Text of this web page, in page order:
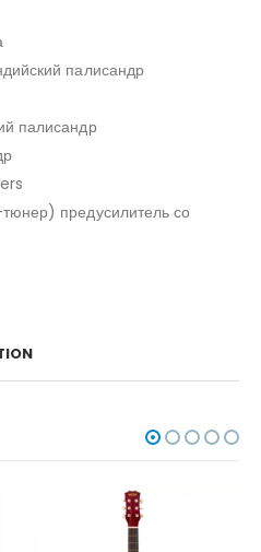
палисандр
палисандр
предусилитель со